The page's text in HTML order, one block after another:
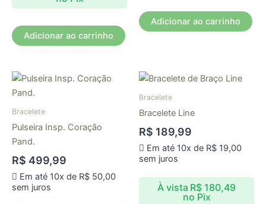
Adicionar ao carrinho
Adicionar ao carrinho
Bracelete
Pulseira Insp. Coração
Pand.
R$ 499,99
Em até 10x de R$50,00
sem juros
Bracelete
Bracelete Line
R$ 189,99
Em até 10x de R$19,00
sem juros
À vista R$ 180,49
no Pix